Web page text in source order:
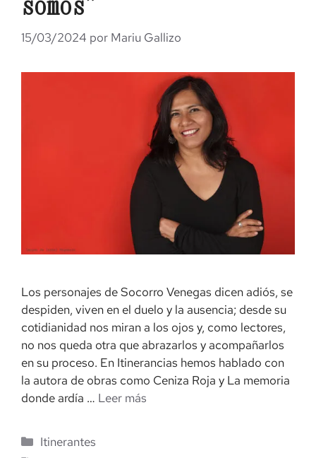
15/03/2024 por Mariu Gallizo
Los personajes de Socorro Venegas dicen adiós, se
despiden, viven en el duelo y la ausencia; desde su
cotidianidad nos miran a los ojos y, como lectores,
no nos queda otra que abrazarlos y acompañarlos
en su proceso. En Itinerancias hemos hablado con
la autora de obras como Ceniza Roja y La memoria
donde ardía … Leer más
Categorías
Itinerantes